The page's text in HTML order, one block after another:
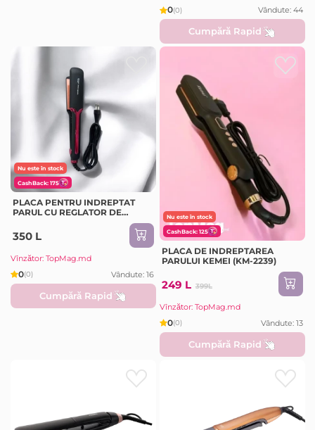
0(0) Vândute: 44
Cumpără Rapid
Nu este în stock
CashBack: 175
PLACA PENTRU INDREPTAT
PARUL CU REGLATOR DE
350 L
Vînzător: TopMag.md
0(0) Vândute: 16
Cumpără Rapid
Nu este în stock
CashBack: 125
PLACA DE INDREPTAREA
PARULUI KEMEI (KM-2239)
249 L 399L
Vînzător: TopMag.md
0(0) Vândute: 13
Cumpără Rapid